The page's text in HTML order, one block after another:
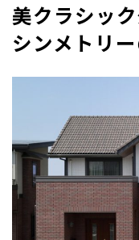
美クラシッ
シンメトリ